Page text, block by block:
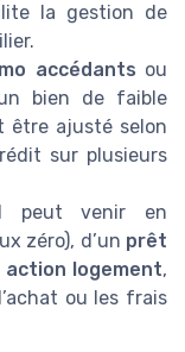
la gestion de
accédants ou
bien de faible
être ajusté selon
sur plusieurs
venir en
zéro), d’un prêt
logement,
ou les frais